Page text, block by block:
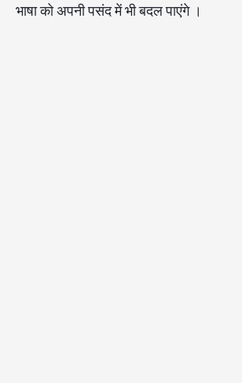
भाषा को अपनी पसंद में भी बदल पाएंगे ।